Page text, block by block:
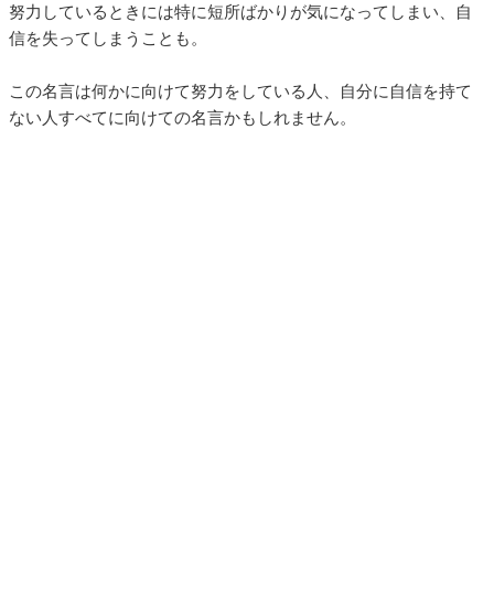
努力しているときには特に短所ばかりが気になってしまい、自
信を失ってしまうことも。
この名言は何かに向けて努力をしている人、自分に自信を持て
ない人すべてに向けての名言かもしれません。